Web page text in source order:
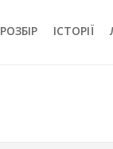
РОЗБІР ІСТОРІЇ